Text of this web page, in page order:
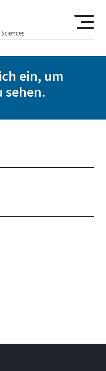
ein, um
sehen.